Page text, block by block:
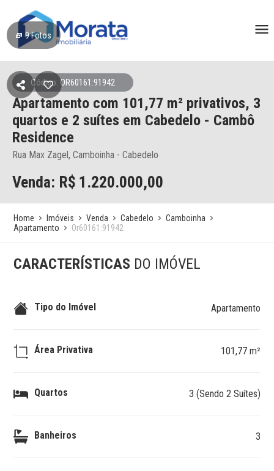
9Fotos
Código: OR60161:91942
Apartamento com 101,77 m² privativos, 3
quartos e 2 suítes em Cabedelo - Cambô
Residence
Rua Max Zagel, Camboinha - Cabedelo
Venda: R$ 1.220.000,00
Home Imóveis Venda Cabedelo
Camboinha
Apartamento
Or60161:91942
CARACTERÍSTICAS DO IMÓVEL
Tipo do Imóvel Apartamento
Área Privativa 101,77 m²
Quartos 3 (Sendo 2 Suítes)
Banheiros 3